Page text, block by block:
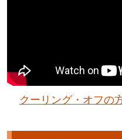
クーリング・オフの